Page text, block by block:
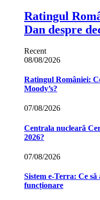
Ratingul
Dan despre
Recent
08/08/2026
Ratingul României:
Moody’s?
07/08/2026
Centrala nucleară
2026?
07/08/2026
Sistem e-Terra: Ce
funcționare